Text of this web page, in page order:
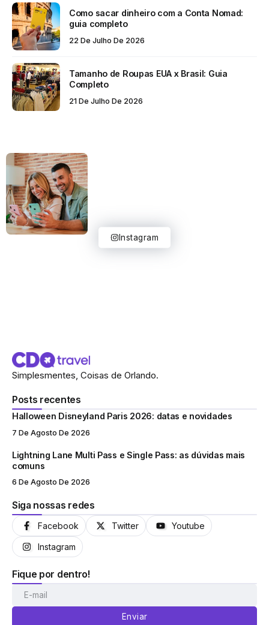
Como sacar dinheiro com a Conta Nomad:
guia completo
22 De Julho De 2026
Tamanho de Roupas EUA x Brasil: Guia
Completo
21 De Julho De 2026
Instagram
Simplesmentes, Coisas de Orlando.
Posts recentes
Halloween Disneyland Paris 2026: datas e novidades
7 De Agosto De 2026
Lightning Lane Multi Pass e Single Pass: as dúvidas mais
comuns
6 De Agosto De 2026
Siga nossas redes
Facebook Twitter Youtube
Instagram
Fique por dentro!
Enviar